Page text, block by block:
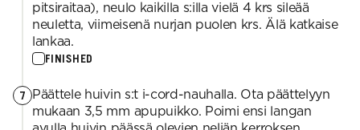
pitsiraitaa), neulo kaikilla s:illa vielä 4 krs sileää
neuletta, viimeisenä nurjan puolen krs. Älä katkaise
lankaa.
FINISHED
7
Päättele huivin s:t i-cord-nauhalla. Ota päättelyyn
mukaan 3,5 mm apupuikko. Poimi ensi langan